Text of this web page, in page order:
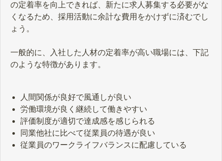
の定着率を向上できれば、新たに求人募集する必要がな
くなるため、採用活動に余計な費用をかけずに済むでし
ょう。
一般的に、入社した人材の定着率が高い職場には、下記
のような特徴があります。
人間関係が良好で風通しが良い
労働環境が良く継続して働きやすい
評価制度が適切で達成感を感じられる
同業他社に比べて従業員の待遇が良い
従業員のワークライフバランスに配慮している